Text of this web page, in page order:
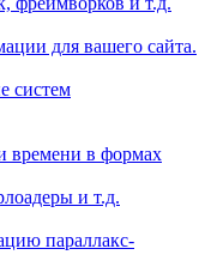
для вашего сайта.
систем
времени в формах
и т.д.
параллакс-